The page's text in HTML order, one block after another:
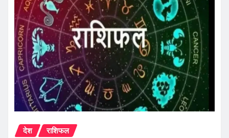
देश राशिफल